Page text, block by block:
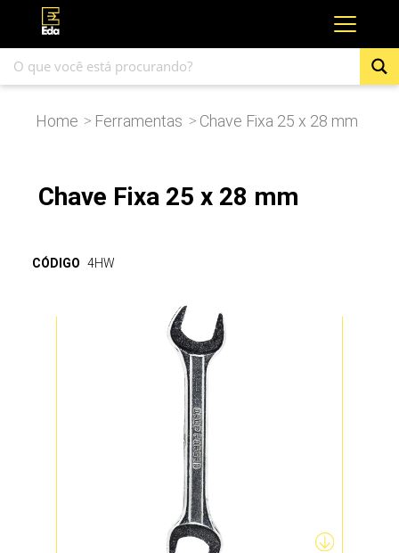
Home > Ferramentas > Chave Fixa 25 x 28 mm
Chave Fixa 25 x 28 mm
CÓDIGO 4HW